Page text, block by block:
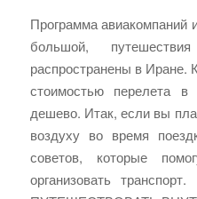
Программа авиакомпаний
большой,
распространены в Иране.
стоимостью перелета в
дешево. Итак, если вы
воздуху во время
советов, которые
организовать